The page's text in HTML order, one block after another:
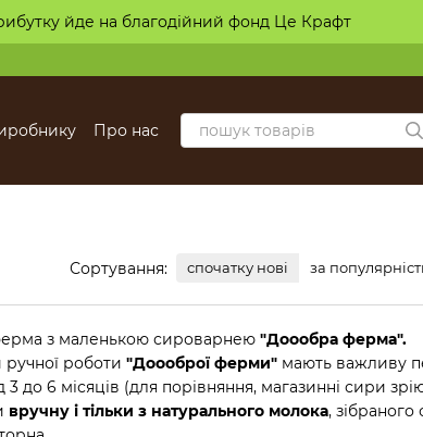
йде на благодійний фонд Це Крафт
Про нас
Сортування: спочатку нові за
з маленькою сироварнею "Доообра ферма".
роботи "Доооброї ферми" мають важливу
3 до 6 місяців (для порівняння, магазинні сири
вручну і тільки з натурального молока,